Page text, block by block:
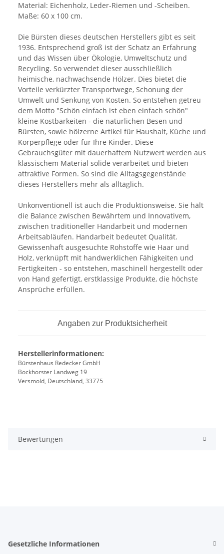
Material: Eichenholz, Leder-Riemen und -Scheiben.
Maße: 60 x 100 cm.
Die Bürsten dieses deutschen Herstellers gibt es seit
1936. Entsprechend groß ist der Schatz an Erfahrung
und das Wissen über Ökologie, Umweltschutz und
Recycling. So verwendet dieser ausschließlich
heimische, nachwachsende Hölzer. Dies bietet die
Vorteile verkürzter Transportwege, Schonung der
Umwelt und Senkung von Kosten. So entstehen getreu
dem Motto "Schön einfach ist eben einfach schön"
kleine Kostbarkeiten - die natürlichen Besen und
Bürsten, sowie hölzerne Artikel für Haushalt, Küche und
Körperpflege oder für Ihre Kinder. Diese
Gebrauchsgüter mit dauerhaftem Nutzwert werden aus
klassischem Material solide verarbeitet und bieten
attraktive Formen. So sind die Alltagsgegenstände
dieses Herstellers mehr als alltäglich.
Unkonventionell ist auch die Produktionsweise. Sie hält
die Balance zwischen Bewährtem und Innovativem,
zwischen traditioneller Handarbeit und modernen
Arbeitsabläufen. Handarbeit bedeutet Qualität.
Gewissenhaft ausgesuchte Rohstoffe wie Haar und
Holz, verknüpft mit handwerklichen Fähigkeiten und
Fertigkeiten - so entstehen, maschinell hergestellt oder
von Hand gefertigt, erstklassige Produkte, die höchste
Ansprüche erfüllen.
Angaben zur Produktsicherheit
Herstellerinformationen:
Bürstenhaus Redecker GmbH
Bockhorster Landweg 19
Versmold, Deutschland, 33775
Bewertungen
Gesetzliche Informationen